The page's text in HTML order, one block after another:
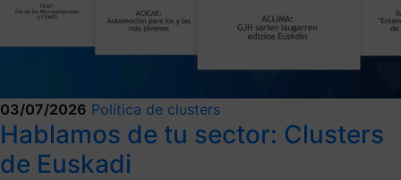
03/07/2026 Política de clusters
Hablamos de tu sector: Clusters
de Euskadi